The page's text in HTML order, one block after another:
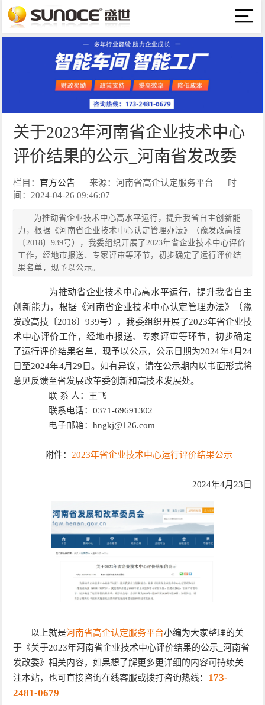
关于2023年河南省企业技术中心
评价结果的公示_河南省发改委
栏目： 官方公告 来源：河南省高企认定服务平台
时
间：2024-04-26 09:46:07
为推动省企业技术中心高水平运行，提升我省自主创新能
力，根据《河南省企业技术中心认定管理办法》（豫发改高技
〔2018〕939号），我委组织开展了2023年省企业技术中心评价
工作，经地市报送、专家评审等环节，初步确定了运行评价结
果名单，现予以公示。
为推动省企业技术中心高水平运行，提升我省自主
创新能力，根据《河南省企业技术中心认定管理办法》（豫
发改高技〔2018〕939号），我委组织开展了2023年省企业技
术中心评价工作，经地市报送、专家评审等环节，初步确定
了运行评价结果名单，现予以公示，公示日期为2024年4月24
日至2024年4月29日。如有异议，请在公示期内以书面形式将
意见反馈至省发展改革委创新和高技术发展处。
联 系 人：王飞
联系电话：0371-69691302
电子邮箱：hngkj@126.com
附件： 2023年省企业技术中心运行评价结果公示
2024年4月23日
以上就是河南省高企认定服务平台小编为大家整理的关
于《关于2023年河南省企业技术中心评价结果的公示_河南省
发改委》相关内容，如果想了解更多更详细的内容可持续关
注本站，也可直接咨询在线客服或拨打咨询热线： 173-
2481-0679